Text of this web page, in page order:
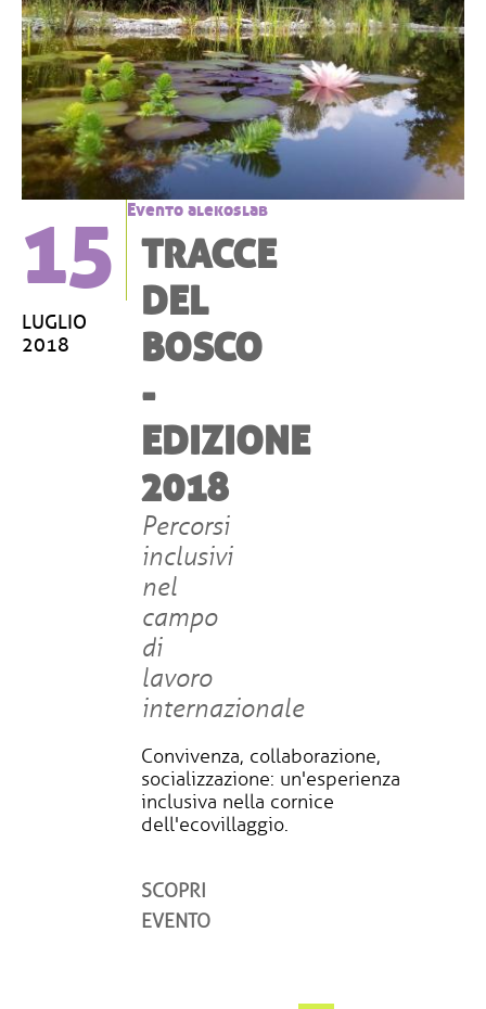
15
LUGLIO
2018
Evento alekoslab
TRACCE
DEL
BOSCO
-
EDIZIONE
2018
Percorsi
inclusivi
nel
campo
di
lavoro
internazionale
Convivenza, collaborazione,
socializzazione: un'esperienza
inclusiva nella cornice
dell'ecovillaggio.
SCOPRI
EVENTO